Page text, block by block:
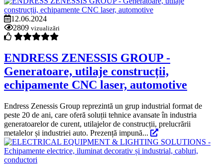
12.06.2024
2809 vizualizări
ENDRESS ZENESSIS GROUP -
Generatoare, utilaje construcții,
echipamente CNC laser, automotive
Endress Zenessis Group reprezintă un grup industrial format de
peste 20 de ani, care oferă soluții tehnice avansate în industria
generatoarelor de curent, utilajelor de construcții, prelucrării
metalelor și industriei auto. Prezență impună...